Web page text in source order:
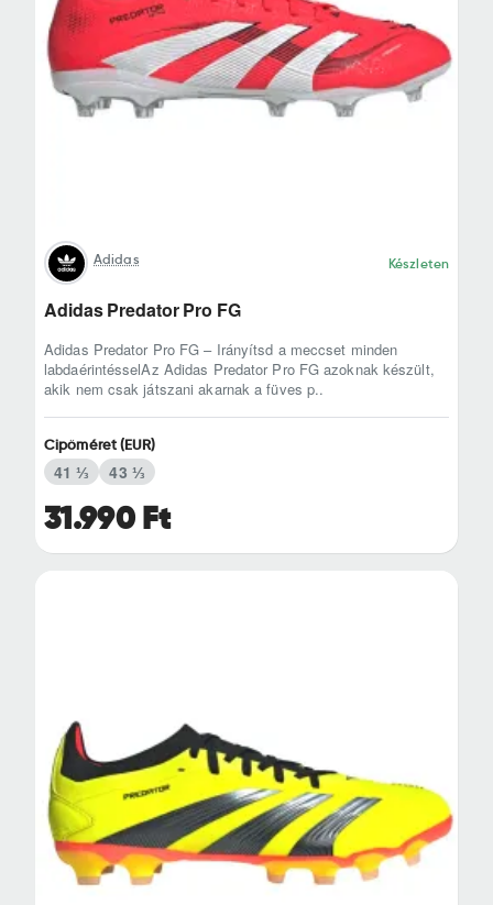
Adidas Készleten
Adidas Predator Pro FG
Adidas Predator Pro FG – Irányítsd a meccset minden
labdaérintésselAz Adidas Predator Pro FG azoknak készült,
akik nem csak játszani akarnak a füves p..
31.990 Ft
Cipőméret (EUR)
41 ⅓ 43 ⅓